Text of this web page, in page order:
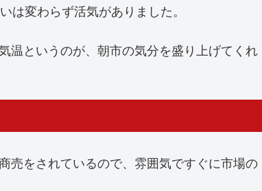
変わらず活気がありました。
温というのが、朝市の気分を盛り上げてくれ
売をされているので、雰囲気ですぐに市場の